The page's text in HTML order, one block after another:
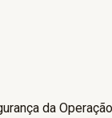
da